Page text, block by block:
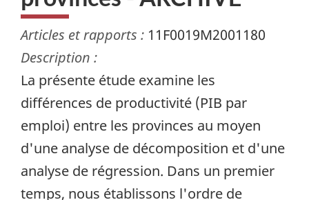
Articles et rapports : 11F0019M2001180
Description :
La présente étude examine les
différences de productivité (PIB par
emploi) entre les provinces au moyen
d'une analyse de décomposition et d'une
analyse de régression. Dans un premier
temps, nous établissons l'ordre de